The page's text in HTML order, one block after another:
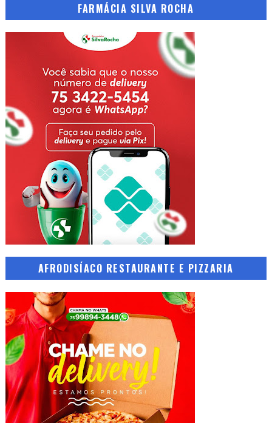
FARMÁCIA SILVA ROCHA
AFRODISÍACO RESTAURANTE E PIZZARIA